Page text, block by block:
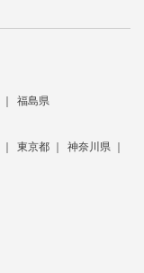
福島県
東京都
神奈川県